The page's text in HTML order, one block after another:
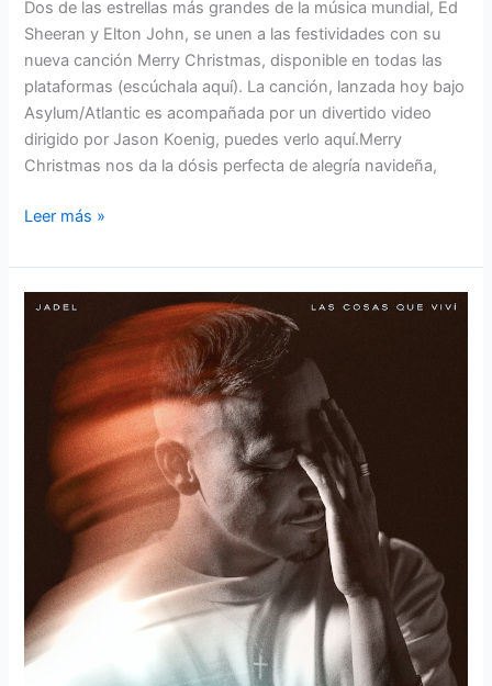
Dos de las estrellas más grandes de la música mundial, Ed
Sheeran y Elton John, se unen a las festividades con su
nueva canción Merry Christmas, disponible en todas las
plataformas (escúchala aquí). La canción, lanzada hoy bajo
Asylum/Atlantic es acompañada por un divertido video
dirigido por Jason Koenig, puedes verlo aquí.Merry
Christmas nos da la dósis perfecta de alegría navideña,
Leer más »
JADEL
COSAS
QUE